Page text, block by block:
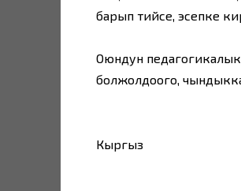
барып тийсе, эсепке
Оюндун
болжолдоого, чындыкка,
Кыргыз